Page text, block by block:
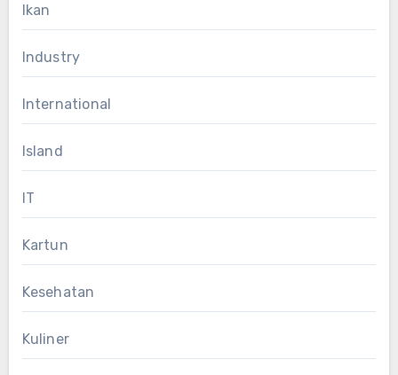
Ikan
Industry
International
Island
IT
Kartun
Kesehatan
Kuliner